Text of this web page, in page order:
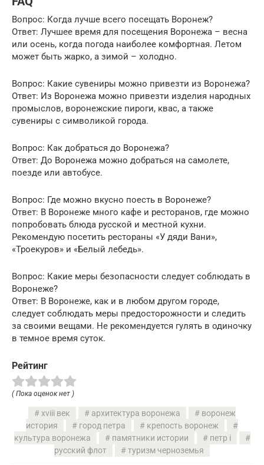
Вопрос: Когда лучше всего посещать Воронеж?
Ответ: Лучшее время для посещения Воронежа – весна
или осень, когда погода наиболее комфортная. Летом
может быть жарко, а зимой – холодно.
Вопрос: Какие сувениры можно привезти из Воронежа?
Ответ: Из Воронежа можно привезти изделия народных
промыслов, воронежские пироги, квас, а также
сувениры с символикой города.
Вопрос: Как добраться до Воронежа?
Ответ: До Воронежа можно добраться на самолете,
поезде или автобусе.
Вопрос: Где можно вкусно поесть в Воронеже?
Ответ: В Воронеже много кафе и ресторанов, где можно
попробовать блюда русской и местной кухни.
Рекомендую посетить рестораны «У дяди Вани»,
«Троекуров» и «Белый лебедь».
Вопрос: Какие меры безопасности следует соблюдать в
Воронеже?
Ответ: В Воронеже, как и в любом другом городе,
следует соблюдать меры предосторожности и следить
за своими вещами. Не рекомендуется гулять в одиночку
в темное время суток.
Рейтинг
( Пока оценок нет )
xviii век архитектура воронежа
воронеж
история
город петра
крепость воронеж
культура воронежа
памятники истории
петр i
русский флот
туризм черноземья